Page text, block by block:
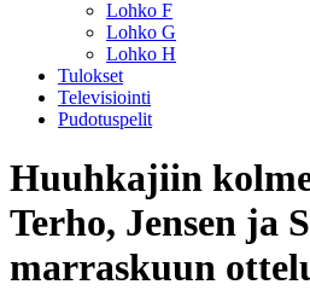
Lohko F
Lohko G
Lohko H
Tulokset
Televisiointi
Pudotuspelit
Huuhkajiin
Terho, Jensen ja
marraskuun